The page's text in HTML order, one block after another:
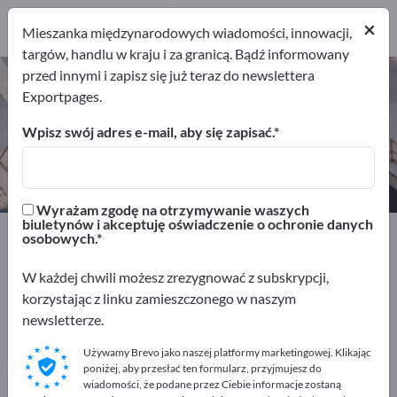
Pojemniki do przechowywania –
znajdź producentów i dostawców
Exportpages Budownictwo
Budowa kontenerów
Reklamuj się bezpłatnie w serwisie
Exportpages!
Szukaj – Oferty – Towary używane – Kontakty biznesowe
>> zacznij tutaj
×
Mieszanka międzynarodowych wiadomości, innowacji,
targów, handlu w kraju i za granicą. Bądź informowany
przed innymi i zapisz się już teraz do newslettera
Exportpages.
Wpisz swój adres e-mail, aby się zapisać.
Wyrażam zgodę na otrzymywanie waszych
biuletynów i akceptuję oświadczenie o ochronie danych
osobowych.
W każdej chwili możesz zrezygnować z subskrypcji,
korzystając z linku zamieszczonego w naszym
newsletterze.
Używamy Brevo jako naszej platformy marketingowej. Klikając
poniżej, aby przesłać ten formularz, przyjmujesz do
wiadomości, że podane przez Ciebie informacje zostaną